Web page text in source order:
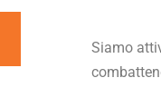
Siamo